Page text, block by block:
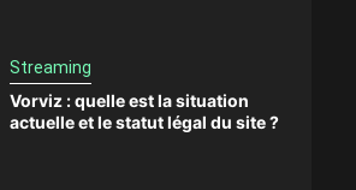
Streaming
Vorviz : quelle est la situation
actuelle et le statut légal du site ?